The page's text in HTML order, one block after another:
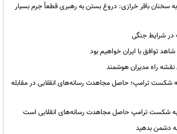
سخنان باقر خرازی: دروغ بستن به رهبری قطعاً جرم بسیار
در شرایط جنگی
توافق با ایران خواهیم بود
راه مدیران هوشمند
شکست ترامپ؛ حاصل مجاهدت رسانه‌های انقلابی در مقابله
به شکست ترامپ حاصل مجاهدت رسانه‌های انقلابی است
به دشمن بدهید